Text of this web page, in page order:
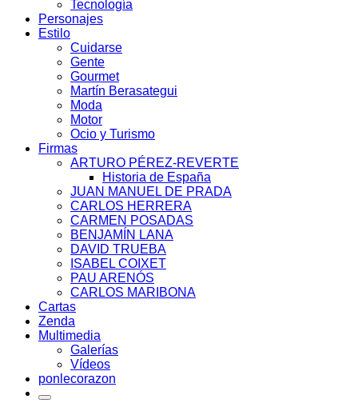
Tecnología
Personajes
Estilo
Cuidarse
Gente
Gourmet
Martín Berasategui
Moda
Motor
Ocio y Turismo
Firmas
ARTURO PÉREZ-REVERTE
Historia de España
JUAN MANUEL DE PRADA
CARLOS HERRERA
CARMEN POSADAS
BENJAMÍN LANA
DAVID TRUEBA
ISABEL COIXET
PAU ARENÓS
CARLOS MARIBONA
Cartas
Zenda
Multimedia
Galerías
Vídeos
ponlecorazon